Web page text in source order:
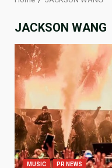
JACKSON WANG
MUSIC PR NEWS